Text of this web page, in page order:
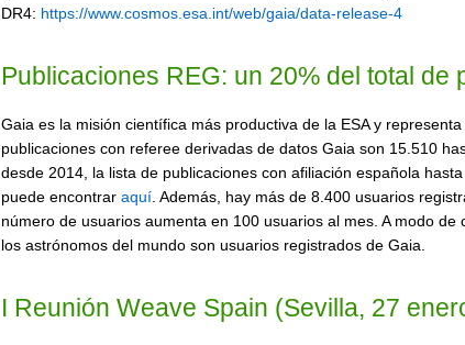
DR4: https://www.cosmos.esa.int/web/gaia/data-release-4
Publicaciones REG: un 20% del total de
Gaia es la misión científica más productiva de la ESA y
publicaciones con referee derivadas de datos Gaia son 15.510
desde 2014, la lista de publicaciones con afiliación española
puede encontrar aquí . Además, hay más de 8.400 usuarios
número de usuarios aumenta en 100 usuarios al mes. A modo
los astrónomos del mundo son usuarios registrados de Gaia.
I Reunión Weave Spain (Sevilla, 27